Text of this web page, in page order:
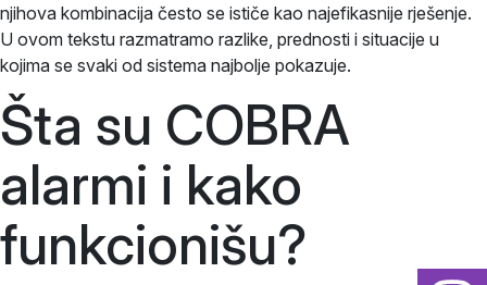
njihova kombinacija često se ističe kao najefikasnije rješenje.
U ovom tekstu razmatramo razlike, prednosti i situacije u
kojima se svaki od sistema najbolje pokazuje.
Šta su COBRA
alarmi i kako
funkcionišu?